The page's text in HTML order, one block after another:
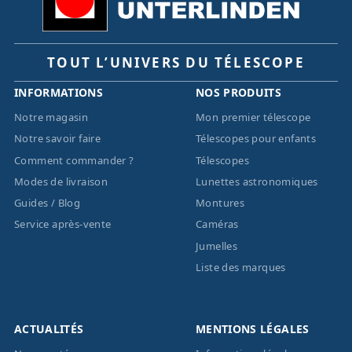
TOUT L’UNIVERS DU TÉLESCOPE
INFORMATIONS
Notre magasin
Notre savoir faire
Comment commander ?
Modes de livraison
Guides / Blog
Service après-vente
NOS PRODUITS
Mon premier télescope
Télescopes pour enfants
Télescopes
Lunettes astronomiques
Montures
Caméras
Jumelles
Liste des marques
ACTUALITÉS MENTIONS LÉGALES